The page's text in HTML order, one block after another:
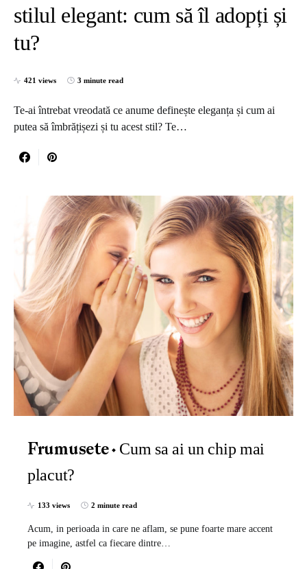
stilul elegant: cum să îl adopți și
tu?
421 views 3 minute read
Te-ai întrebat vreodată ce anume definește eleganța și cum ai
putea să îmbrățișezi și tu acest stil? Te…
Frumusete
Cum sa ai un chip mai
placut?
133 views 2 minute read
Acum, in perioada in care ne aflam, se pune foarte mare accent
pe imagine, astfel ca fiecare dintre…